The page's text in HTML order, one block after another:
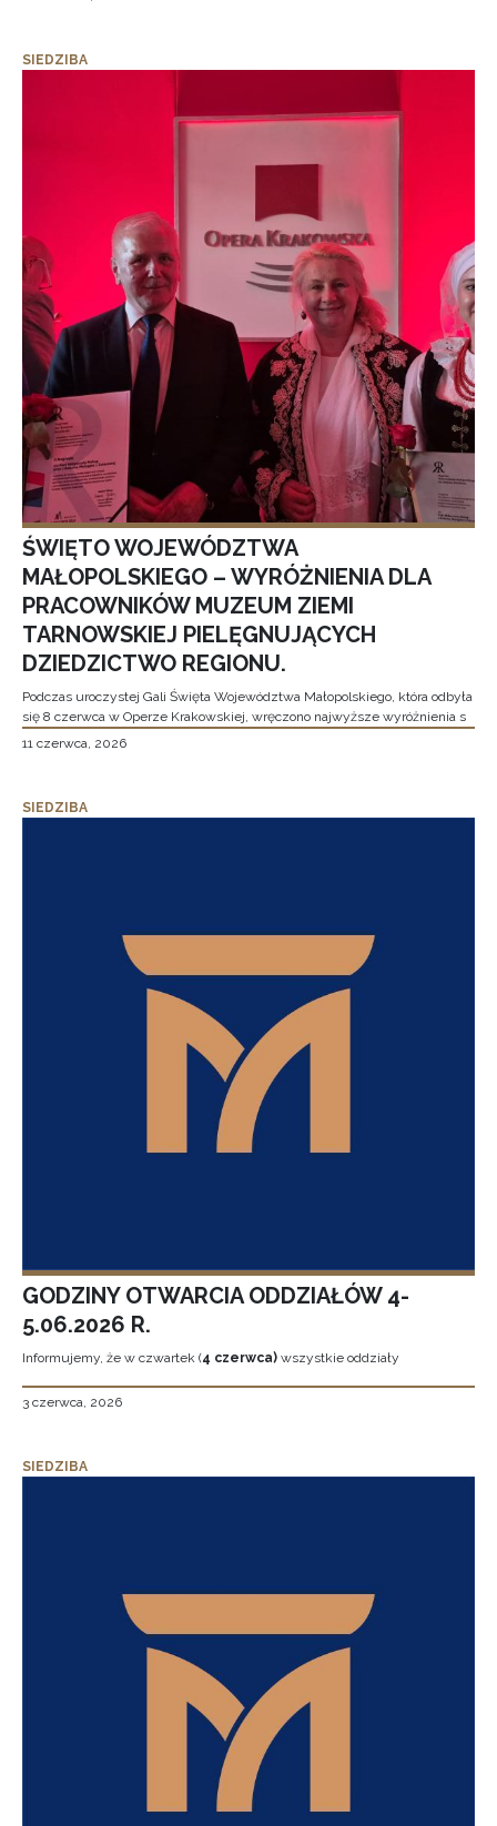
SIEDZIBA
ŚWIĘTO WOJEWÓDZTWA
MAŁOPOLSKIEGO – WYRÓŻNIENIA DLA
PRACOWNIKÓW MUZEUM ZIEMI
TARNOWSKIEJ PIELĘGNUJĄCYCH
DZIEDZICTWO REGIONU.
Podczas uroczystej Gali Święta Województwa Małopolskiego, która odbyła
się 8 czerwca w Operze Krakowskiej, wręczono najwyższe wyróżnienia s
11 czerwca, 2026
SIEDZIBA
GODZINY OTWARCIA ODDZIAŁÓW 4-
5.06.2026 R.
Informujemy, że w czwartek (4 czerwca) wszystkie oddziały
3 czerwca, 2026
SIEDZIBA